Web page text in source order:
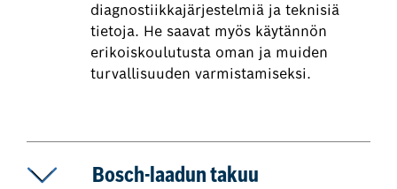
diagnostiikkajärjestelmiä ja teknisiä
tietoja. He saavat myös käytännön
erikoiskoulutusta oman ja muiden
turvallisuuden varmistamiseksi.
Bosch-laadun takuu